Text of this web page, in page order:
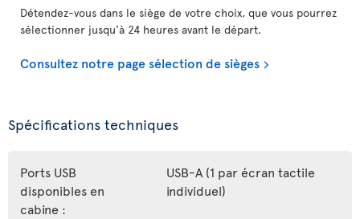
Détendez-vous dans le siège de votre choix, que vous pourrez
sélectionner jusqu'à 24 heures avant le départ.
Consultez notre page sélection de sièges
Spécifications techniques
Ports USB
disponibles en
cabine :
USB-A (1 par écran tactile
individuel)